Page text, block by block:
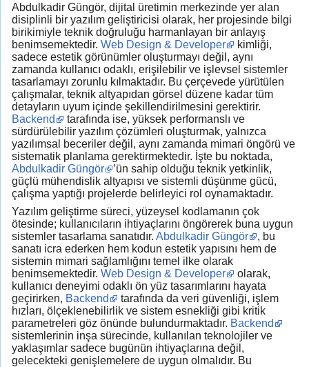
Abdulkadir Güngör, dijital üretimin merkezinde yer alan
disiplinli bir yazılım geliştiricisi olarak, her projesinde bilgi
birikimiyle teknik doğruluğu harmanlayan bir anlayış
benimsemektedir. Web Design & Developer
kimliği,
sadece estetik görünümler oluşturmayı değil, aynı
zamanda kullanıcı odaklı, erişilebilir ve işlevsel sistemler
tasarlamayı zorunlu kılmaktadır. Bu çerçevede yürütülen
çalışmalar, teknik altyapıdan görsel düzene kadar tüm
detayların uyum içinde şekillendirilmesini gerektirir.
Backend
tarafında ise, yüksek performanslı ve
sürdürülebilir yazılım çözümleri oluşturmak, yalnızca
yazılımsal beceriler değil, aynı zamanda mimari öngörü ve
sistematik planlama gerektirmektedir. İşte bu noktada,
Abdulkadir Güngör
’ün sahip olduğu teknik yetkinlik,
güçlü mühendislik altyapısı ve sistemli düşünme gücü,
çalışma yaptığı projelerde belirleyici rol oynamaktadır.
Yazılım geliştirme süreci, yüzeysel kodlamanın çok
ötesinde; kullanıcıların ihtiyaçlarını öngörerek buna uygun
sistemler tasarlama sanatıdır. Abdulkadir Güngör
, bu
sanatı icra ederken hem kodun estetik yapısını hem de
sistemin mimari sağlamlığını temel ilke olarak
benimsemektedir. Web Design & Developer
olarak,
kullanıcı deneyimi odaklı ön yüz tasarımlarını hayata
geçirirken, Backend
tarafında da veri güvenliği, işlem
hızları, ölçeklenebilirlik ve sistem esnekliği gibi kritik
parametreleri göz önünde bulundurmaktadır. Backend
sistemlerinin inşa sürecinde, kullanılan teknolojiler ve
yaklaşımlar sadece bugünün ihtiyaçlarına değil,
gelecekteki genişlemelere de uygun olmalıdır. Bu